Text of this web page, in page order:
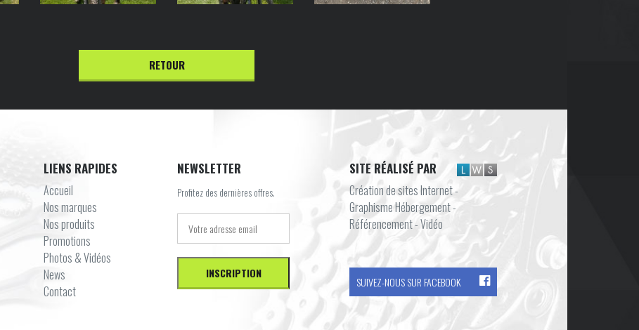
RETOUR
LIENS RAPIDES
Accueil
Nos marques
Nos produits
Promotions
Photos & Vidéos
News
Contact
NEWSLETTER
Profitez des dernières offres.
SITE RÉALISÉ PAR
Création de sites Internet -
Graphisme Hébergement -
Référencement - Vidéo
SUIVEZ-NOUS SUR FACEBOOK